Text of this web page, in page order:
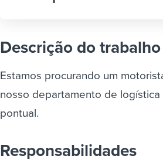
Descrição do trabalho
Estamos procurando um
nosso departamento de
pontual.
Responsabilidades